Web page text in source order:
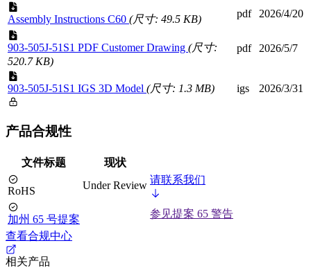
Assembly Instructions C60 (尺寸: 49.5 KB) pdf 2026/4/20
903-505J-51S1 PDF Customer Drawing (尺寸:
520.7 KB)
pdf 2026/5/7
903-505J-51S1 IGS 3D Model (尺寸: 1.3 MB) igs 2026/3/31
产品合规性
文件标题 现状
RoHS Under Review 请联系我们
加州 65 号提案
参见提案 65 警告
查看合规中心
相关产品